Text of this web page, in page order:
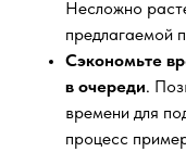
Несложно
предлагаемой
Сэкономьте
в очереди.
времени для
процесс